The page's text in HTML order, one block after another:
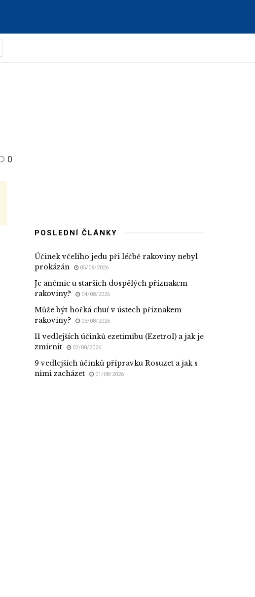
0
POSLEDNÍ ČLÁNKY
Účinek včelího jedu při léčbě rakoviny nebyl
prokázán
05/08/2026
Je anémie u starších dospělých příznakem
rakoviny?
04/08/2026
Může být hořká chuť v ústech příznakem
rakoviny?
03/08/2026
11 vedlejších účinků ezetimibu (Ezetrol) a jak je
zmírnit
02/08/2026
9 vedlejších účinků přípravku Rosuzet a jak s
nimi zacházet
01/08/2026